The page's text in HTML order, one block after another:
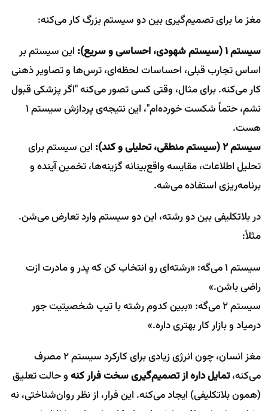
مغز ما برای تصمیم‌گیری بین دو سیستم بزرگ کار می‌کنه:
سیستم 1 (سیستم شهودی، احساسی و سریع):
این سیستم بر
اساس تجارب قبلی، احساسات لحظه‌ای، ترس‌ها و تصاویر ذهنی
کار می‌کنه. برای مثال، وقتی کسی تصور می‌کنه "اگر پزشکی قبول
نشم، حتماً شکست خورده‌ام"، این نتیجه‌ی پردازش سیستم 1
هست.
سیستم 2 (سیستم منطقی، تحلیلی و کند):
این سیستم برای
تحلیل اطلاعات، مقایسه واقع‌بینانه گزینه‌ها، تخمین آینده و
برنامه‌ریزی استفاده می‌شه.
در بلاتکلیفی بین دو رشته، این دو سیستم وارد تعارض می‌شن.
مثلاً:
سیستم 1 می‌گه: «رشته‌ای رو انتخاب کن که پدر و مادرت ازت
راضی باشن.»
سیستم 2 می‌گه: «ببین کدوم رشته با تیپ شخصیتیت جور
درمیاد و بازار کار بهتری داره.»
مغز انسان، چون انرژی زیادی برای کارکرد سیستم 2 مصرف
می‌کنه،تمایل داره از تصمیم‌گیری سخت فرار کنهو حالت تعلیق
(همون بلاتکلیفی) ایجاد می‌کنه. این فرار، از نظر روان‌شناختی، نه